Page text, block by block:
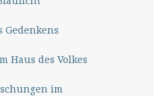
Gedenkens
im Haus des Volkes
im